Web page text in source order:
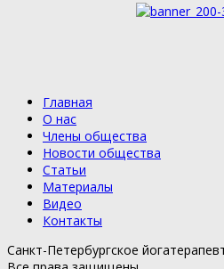
Главная
О нас
Члены общества
Новости общества
Статьи
Материалы
Видео
Контакты
Санкт-Петербургское